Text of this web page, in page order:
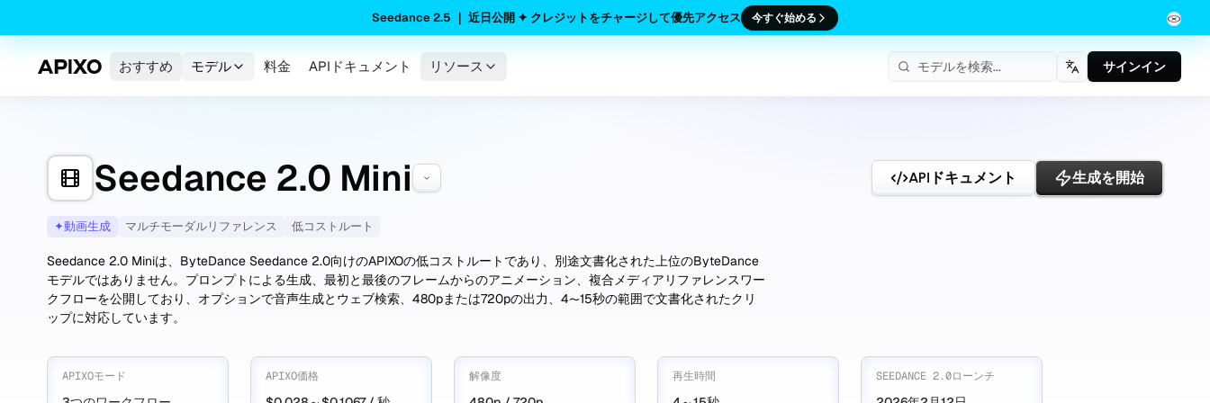
Seedance 2.5 ｜ 近日公開 ✦ クレジットをチャージして優先アクセス 今すぐ始める
おすすめ モデル 料金 APIドキュメント リソース 日本語 サインイン
Seedance 2.0 Mini APIドキュメント 生成を開始
✦動画生成 マルチモーダルリファレンス 低コストルート
Seedance 2.0 Miniは、ByteDance Seedance 2.0向けのAPIXOの低コストルートであり、別途文書化された上位のByteDance
モデルではありません。プロンプトによる生成、最初と最後のフレームからのアニメーション、複合メディアリファレンスワー
クフローを公開しており、オプションで音声生成とウェブ検索、480pまたは720pの出力、4〜15秒の範囲で文書化されたクリ
ップに対応しています。
APIXOモード APIXO価格 解像度 再生時間 SEEDANCE 2.0ローンチ